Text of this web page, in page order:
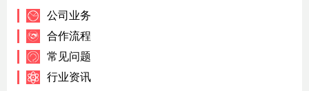
公司业务
合作流程
常见问题
行业资讯